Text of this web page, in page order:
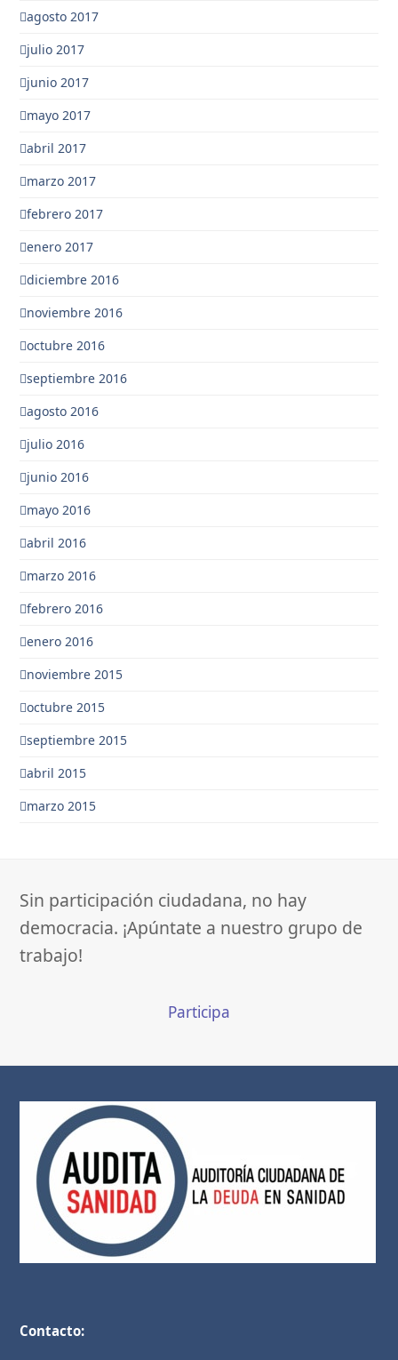
agosto 2017
julio 2017
junio 2017
mayo 2017
abril 2017
marzo 2017
febrero 2017
enero 2017
diciembre 2016
noviembre 2016
octubre 2016
septiembre 2016
agosto 2016
julio 2016
junio 2016
mayo 2016
abril 2016
marzo 2016
febrero 2016
enero 2016
noviembre 2015
octubre 2015
septiembre 2015
abril 2015
marzo 2015
Sin participación ciudadana, no hay
democracia. ¡Apúntate a nuestro grupo de
trabajo!
Participa
Contacto: